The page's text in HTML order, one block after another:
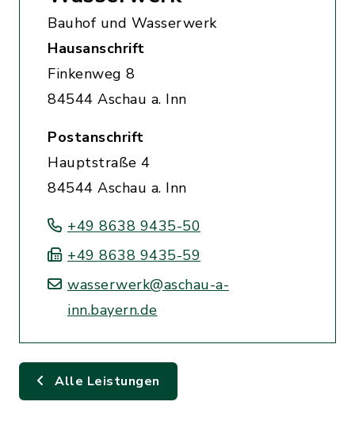
Bauhof und Wasserwerk
Hausanschrift
Finkenweg 8
84544 Aschau a. Inn
Postanschrift
Hauptstraße 4
84544 Aschau a. Inn
+49 8638 9435-50
+49 8638 9435-59
wasserwerk@aschau-a-
inn.bayern.de
Alle Leistungen